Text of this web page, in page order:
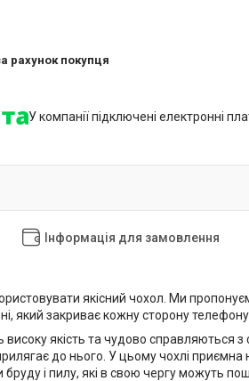
рахунок покупця
У компанії підключені електронні
Інформація для замовлення
якісний чохол. Ми
який закриває кожну сторону телефону,
якість та чудово справляються
до нього. У цьому чохлі
і пилу, які в свою чергу можуть